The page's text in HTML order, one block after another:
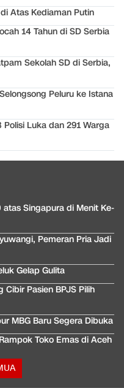
Atas Kediaman Putin
14 Tahun di SD Serbia
Sekolah SD di Serbia,
Peluru ke Istana
Polisi Luka dan 291 Warga
Singapura di Menit Ke-
Pemeran Pria Jadi
Gelap Gulita
Cibir Pasien BPJS Pilih
MBG Baru Segera Dibuka
Toko Emas di Aceh